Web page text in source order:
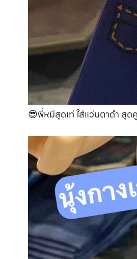
😎พี่หมีสุดเท่ ใส่แว่นตาดำ สุด